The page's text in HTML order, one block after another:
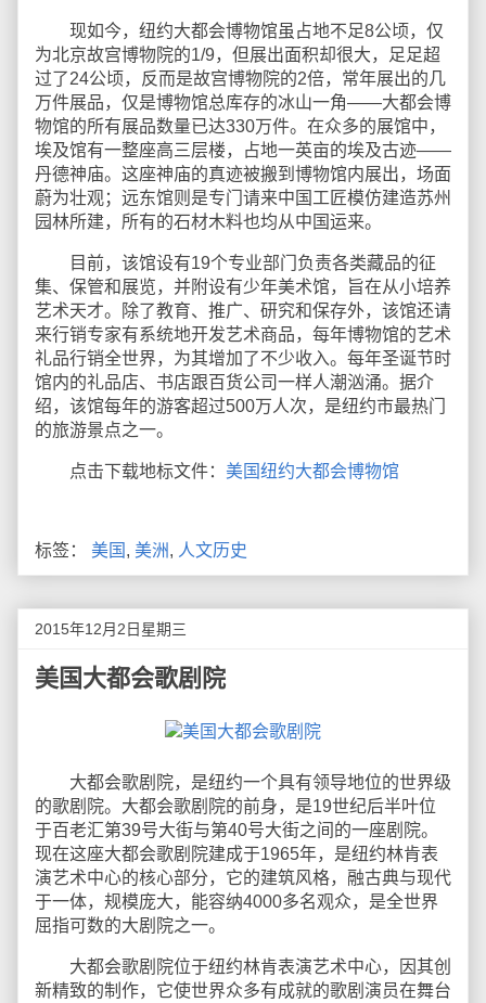
现如今，纽约大都会博物馆虽占地不足8公顷，仅
为北京故宫博物院的1/9，但展出面积却很大，足足超
过了24公顷，反而是故宫博物院的2倍，常年展出的几
万件展品，仅是博物馆总库存的冰山一角——大都会博
物馆的所有展品数量已达330万件。在众多的展馆中，
埃及馆有一整座高三层楼，占地一英亩的埃及古迹——
丹德神庙。这座神庙的真迹被搬到博物馆内展出，场面
蔚为壮观；远东馆则是专门请来中国工匠模仿建造苏州
园林所建，所有的石材木料也均从中国运来。
目前，该馆设有19个专业部门负责各类藏品的征
集、保管和展览，并附设有少年美术馆，旨在从小培养
艺术天才。除了教育、推广、研究和保存外，该馆还请
来行销专家有系统地开发艺术商品，每年博物馆的艺术
礼品行销全世界，为其增加了不少收入。每年圣诞节时
馆内的礼品店、书店跟百货公司一样人潮汹涌。据介
绍，该馆每年的游客超过500万人次，是纽约市最热门
的旅游景点之一。
点击下载地标文件： 美国纽约大都会博物馆
标签： 美国 , 美洲, 人文历史
2015年12月2日星期三
美国大都会歌剧院
大都会歌剧院，是纽约一个具有领导地位的世界级
的歌剧院。大都会歌剧院的前身，是19世纪后半叶位
于百老汇第39号大街与第40号大街之间的一座剧院。
现在这座大都会歌剧院建成于1965年，是纽约林肯表
演艺术中心的核心部分，它的建筑风格，融古典与现代
于一体，规模庞大，能容纳4000多名观众，是全世界
屈指可数的大剧院之一。
大都会歌剧院位于纽约林肯表演艺术中心，因其创
新精致的制作，它使世界众多有成就的歌剧演员在舞台